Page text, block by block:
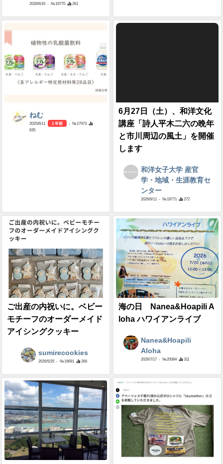
2026/6/10 - №19770 261
ねむ
2025/6/11 1 年前
- №17973
635
6月27日（土）、和洋文化
講座「詩人平木二六の晩年
と市川周辺の風土」を開催
します
和洋女子大学 産官
学・地域・生涯教育セ
ンター
2026/6/11 - №19771 272
ご出産の内祝いに。ベビー
モチーフのオーダーメイド
アイシングクッキー
sumirecookies
2026/5/25 - №19691 266
海の日 Nanea&Hoapili A
loha ハワイアンライブ
Nanea&Hoapili
Aloha
2026/7/17 - №20084 311